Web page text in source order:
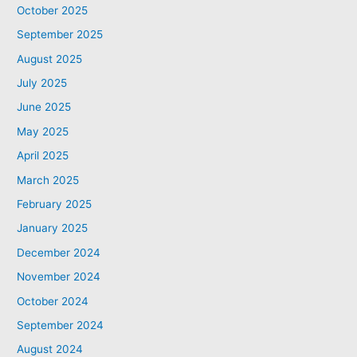
October 2025
September 2025
August 2025
July 2025
June 2025
May 2025
April 2025
March 2025
February 2025
January 2025
December 2024
November 2024
October 2024
September 2024
August 2024